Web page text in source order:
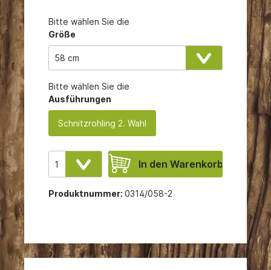
Bitte wählen Sie die
Größe
Bitte wählen Sie die
Ausführungen
Schnitzrohling 2. Wahl
In den Warenkorb
Produktnummer: 0314/058-2